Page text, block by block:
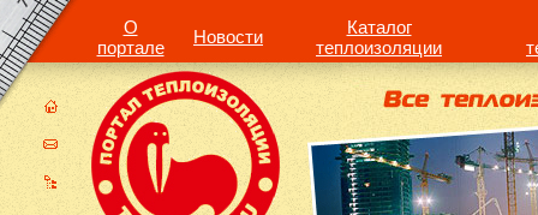
О
портале
Новости
Каталог
теплоизоляции